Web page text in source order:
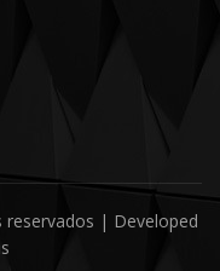
| Developed